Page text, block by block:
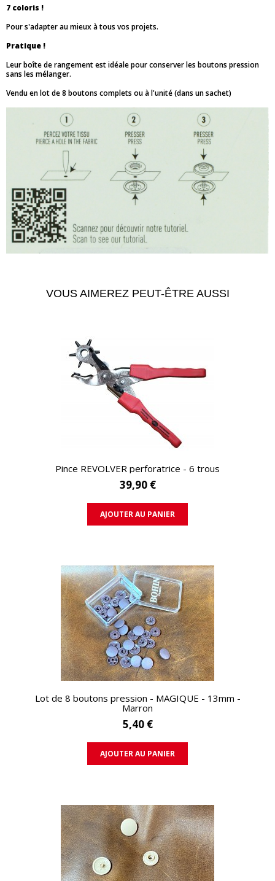
7 coloris !
Pour s'adapter au mieux à tous vos projets.
Pratique !
Leur boîte de rangement est idéale pour conserver les boutons pression
sans les mélanger.
Vendu en lot de 8 boutons complets ou à l'unité (dans un sachet)
VOUS AIMEREZ PEUT-ÊTRE AUSSI
APERÇU RAPIDE
Pince REVOLVER perforatrice - 6 trous
39,90 €
AJOUTER AU PANIER
APERÇU RAPIDE
Lot de 8 boutons pression - MAGIQUE - 13mm -
Marron
5,40 €
AJOUTER AU PANIER